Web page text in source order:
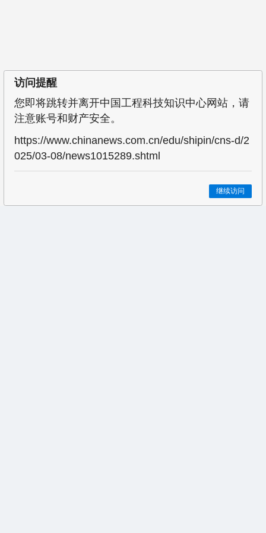
访问提醒
您即将跳转并离开中国工程科技知识中心网站，请
注意账号和财产安全。
https://www.chinanews.com.cn/edu/shipin/cns-d/2
025/03-08/news1015289.shtml
继续访问